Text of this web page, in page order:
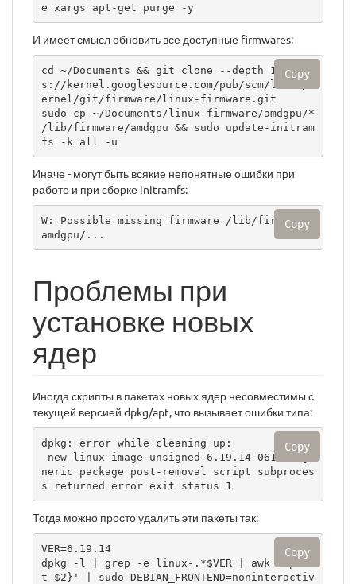
e xargs apt-get purge -y
И имеет смысл обновить все доступные firmwares:
cd ~/Documents && git clone --depth 1 http
s://kernel.googlesource.com/pub/scm/linux/k
ernel/git/firmware/linux-firmware.git
sudo cp ~/Documents/linux-firmware/amdgpu/*
/lib/firmware/amdgpu && sudo update-initram
fs -k all -u
Copy
Иначе - могут быть всякие непонятные ошибки при
работе и при сборке initramfs:
W: Possible missing firmware /lib/firmware/
amdgpu/...
Copy
Проблемы при
установке новых
ядер
Иногда скрипты в пакетах новых ядер несовместимы с
текущей версией dpkg/apt, что вызывает ошибки типа:
dpkg: error while cleaning up:
neric package post-removal script subproces
s returned error exit status 1
Copy
Тогда можно просто удалить эти пакеты так:
VER=6.19.14
dpkg -l | grep -e linux-.*$VER | awk '{prin
t $2}' | sudo DEBIAN_FRONTEND=noninteractiv
Copy